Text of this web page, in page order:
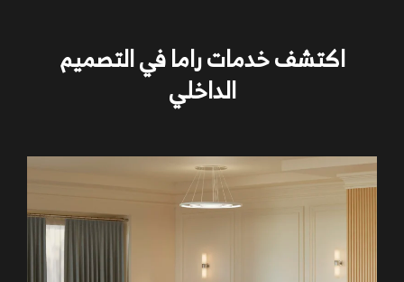
ومناسبة لنشاطك.
تحقق من قدرة الشركة على تسليم المشروع في الوقت
قارن بين عروض الأسعار للحصول على أفضل جودة مقابل
السعر.
تأكد من أن الشركة توفر ضمانات وصيانة بعد التشطيب.
اطلع على تقييمات العملاء السابقين لمعرفة مستوى
رضاهم عن الخدمة.
اختر شركة تستخدم أحدث الأساليب والتكنولوجيا في
اكتشف خدمات راما في التصميم
الداخلي